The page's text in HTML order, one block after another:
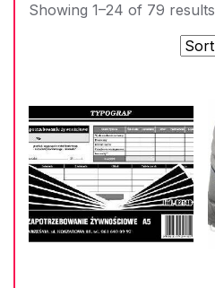
Showing 1–24 of 79 results